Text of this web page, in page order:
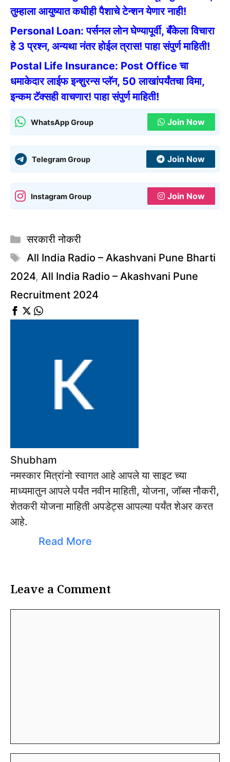
तुम्हाला आयुष्यात कधीही पैशाचे टेन्शन येणार नाही!
Personal Loan: पर्सनल लोन घेण्यापूर्वी, बँकेला विचारा
हे 3 प्रश्न, अन्यथा नंतर होईल त्रास! पाहा संपुर्ण माहिती!
Postal Life Insurance: Post Office चा
धमाकेदार लाईफ इन्शुरन्स प्लॅन, 50 लाखांपर्यंतचा विमा,
इन्कम टॅक्सही वाचणार! पाहा संपुर्ण माहिती!
WhatsApp Group Join Now
Telegram Group Join Now
Instagram Group Join Now
Categories
सरकारी नोकरी
Tags
All India Radio – Akashvani Pune Bharti
2024, All India Radio – Akashvani Pune
Recruitment 2024
Shubham
नमस्कार मित्रांनो स्वागत आहे आपले या साइट च्या
माध्यमातुन आपले पर्यंत नवीन माहिती, योजना, जॉब्स नौकरी,
शेतकरी योजना माहिती अपडेट्स आपल्या पर्यंत शेअर करत
आहे.
Read More
Leave a Comment